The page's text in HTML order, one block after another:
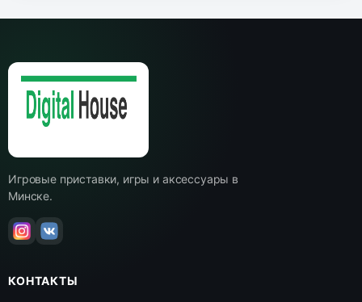
Игровые приставки, игры и аксессуары в
Минске.
КОНТАКТЫ